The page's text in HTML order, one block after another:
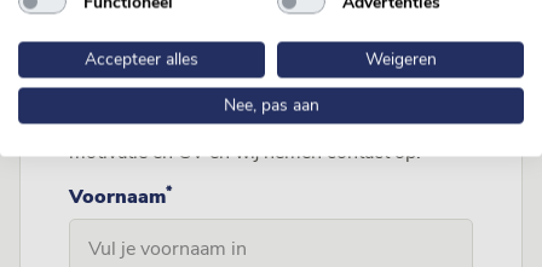
Open sollicitatie
Vul hieronder je gegevens in. Upload jouw
motivatie en CV en wij nemen contact op.
Voornaam*
Accepteer alles
Weigeren
Nee, pas aan